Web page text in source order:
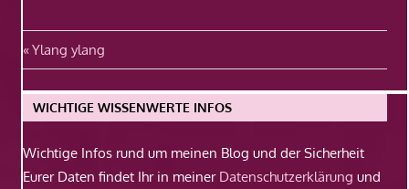
Beitragsnavigation
Vorheriger
Beitrag:
Ylang ylang
WICHTIGE WISSENWERTE INFOS
Wichtige Infos rund um meinen Blog und der Sicherheit
Eurer Daten findet Ihr in meiner Datenschutzerklärung und